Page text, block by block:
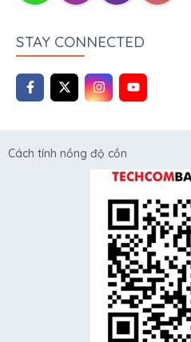
STAY CONNECTED
Cách tính nồng độ cồn